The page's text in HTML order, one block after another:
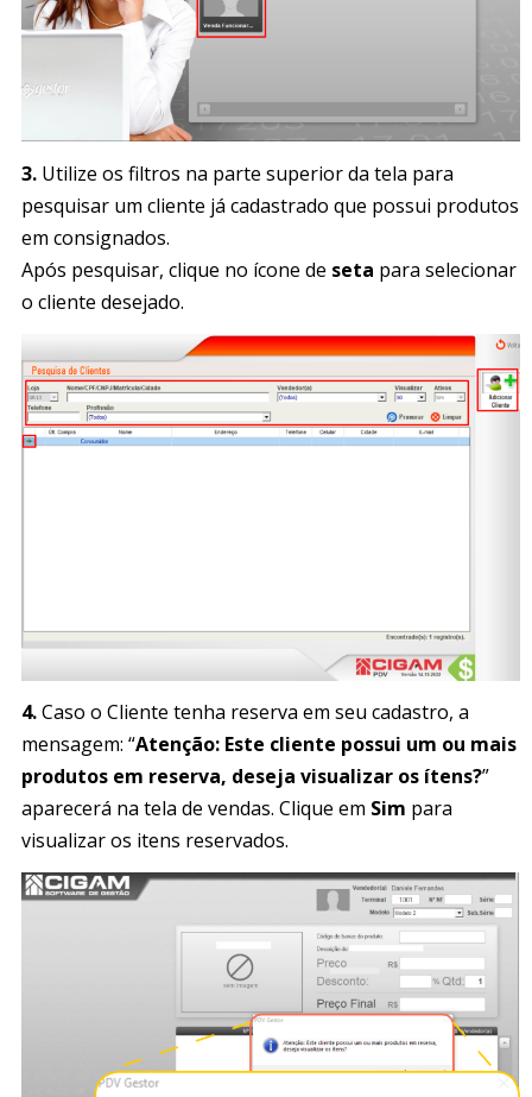
3. Utilize os filtros na parte superior da tela para
pesquisar um cliente já cadastrado que possui produtos
em consignados.
Após pesquisar, clique no ícone de seta para selecionar
o cliente desejado.
4.Caso o Cliente tenha reserva em seu cadastro, a
mensagem: “Atenção: Este cliente possui um ou mais
produtos em reserva, deseja visualizar os ítens?”
aparecerá na tela de vendas. Clique em Sim para
visualizar os itens reservados.